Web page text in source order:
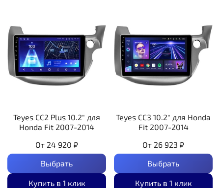
Teyes CC2 Plus 10.2" для
Honda Fit 2007-2014
От 24 920 ₽
Выбрать
Купить в 1 клик
Teyes CC3 10.2" для Honda
Fit 2007-2014
От 26 923 ₽
Выбрать
Купить в 1 клик